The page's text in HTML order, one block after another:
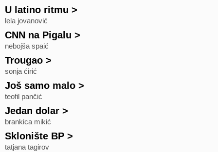
U latino ritmu >
lela jovanović
CNN na Pigalu >
nebojša spaić
Trougao >
sonja ćirić
Još samo malo >
teofil pančić
Jedan dolar >
brankica mikić
Sklonište BP >
tatjana tagirov